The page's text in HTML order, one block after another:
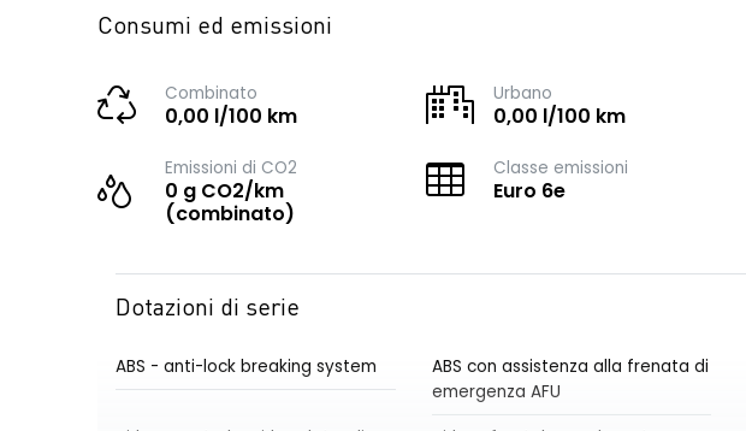
Consumi ed emissioni
Combinato
0,00 l/100 km
Urbano
0,00 l/100 km
Emissioni di CO2
0 g CO2/km
(combinato)
Classe emissioni
Euro 6e
Dotazioni di serie
ABS - anti-lock breaking system
ABS con assistenza alla frenata di
emergenza AFU